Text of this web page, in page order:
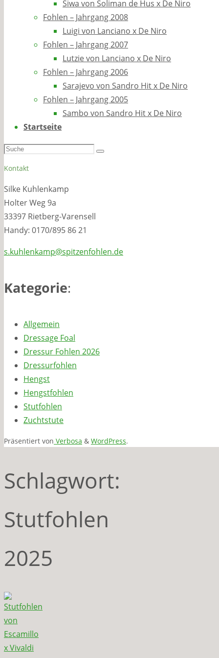
Siwa von Soliman de Hus x De Niro
Fohlen – Jahrgang 2008
Luigi von Lanciano x De Niro
Fohlen – Jahrgang 2007
Lutzie von Lanciano x De Niro
Fohlen – Jahrgang 2006
Sarajevo von Sandro Hit x De Niro
Fohlen – Jahrgang 2005
Sambo von Sandro Hit x De Niro
Startseite
Suchen
Suche
Kontakt
Silke Kuhlenkamp
Holter Weg 9a
33397 Rietberg-Varensell
Handy: 0170/895 86 21
s.kuhlenkamp@spitzenfohlen.de
Kategorie:
Allgemein
Dressage Foal
Dressur Fohlen 2026
Dressurfohlen
Hengst
Hengstfohlen
Stutfohlen
Zuchtstute
Präsentiert von Verbosa & WordPress.
Schlagwort:
Stutfohlen
2025